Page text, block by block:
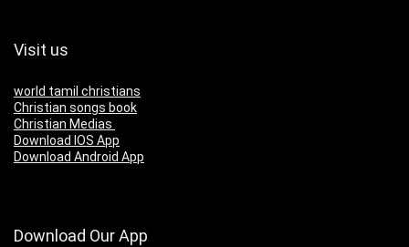
Visit us
world tamil christians
Christian songs book
Christian Medias
Download IOS App
Download Android App
Download Our App